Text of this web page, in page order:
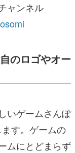
ャンネル
のロゴやオー
いゲームさんぽ
す。ゲームの
ムにとどまらず